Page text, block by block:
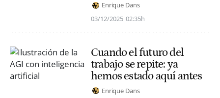
Enrique Dans
03/12/2025 02:35h
Cuando el futuro del
trabajo se repite: ya
hemos estado aquí antes
Enrique Dans